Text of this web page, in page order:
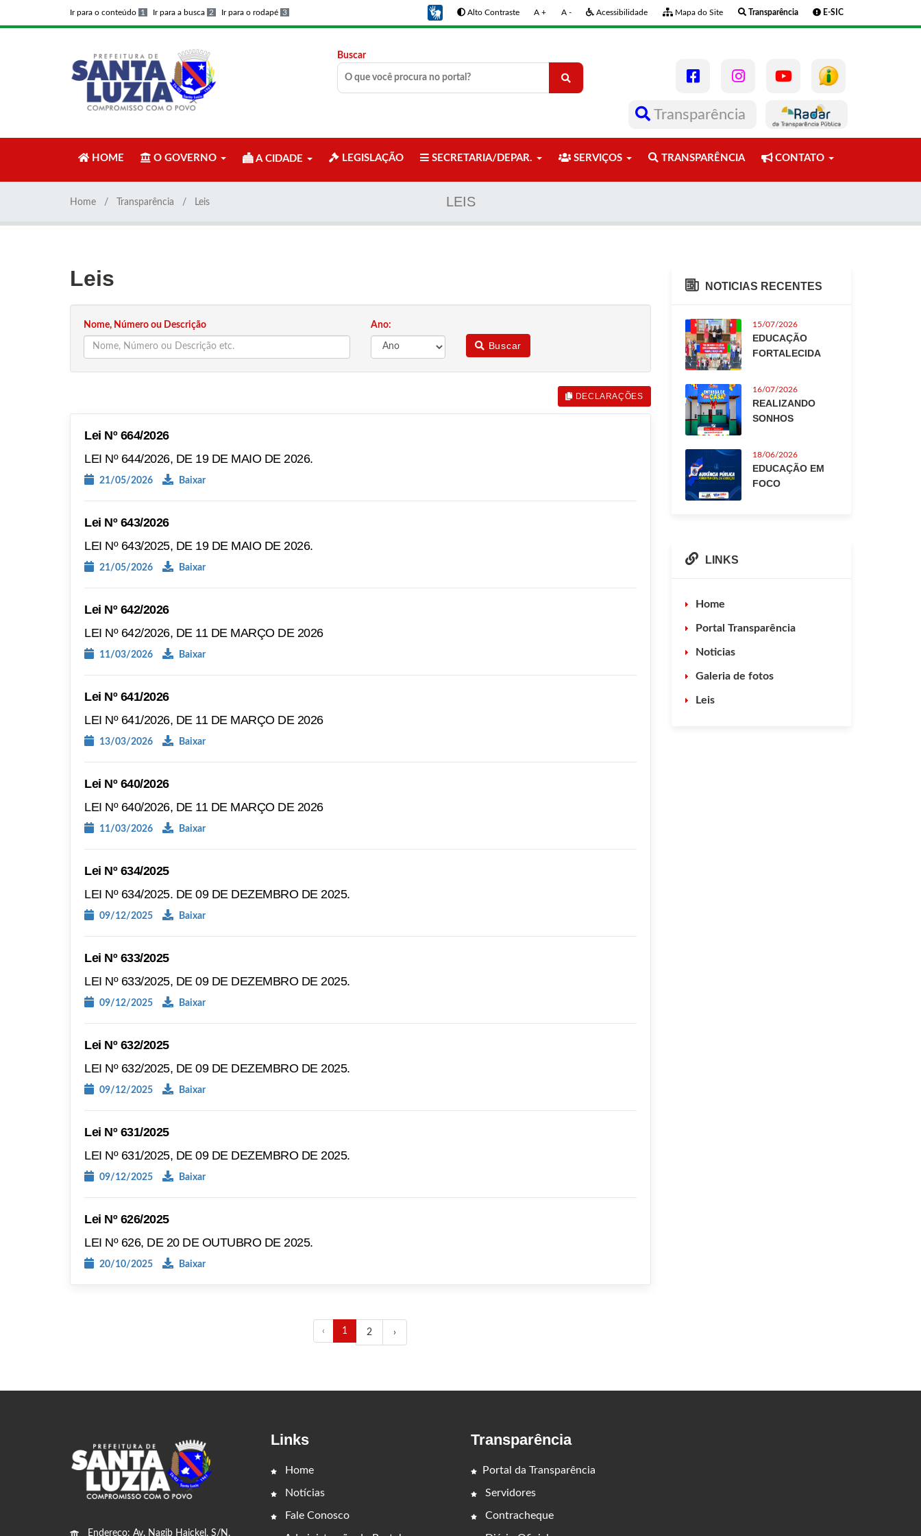
Ir para o conteúdo 1 Ir para a busca 2 Ir para o rodapé 3 Alto Contraste A + A - Acessibilidade Mapa do Site Transparência E-SIC
Buscar
Transparência
HOME O GOVERNO A CIDADE LEGISLAÇÃO SECRETARIA/DEPAR. SERVIÇOS TRANSPARÊNCIA CONTATO
LEIS
Home Transparência Leis
Leis
Nome, Número ou Descrição Ano:
Buscar
DECLARAÇÕES
Lei Nº 664/2026
LEI Nº 644/2026, DE 19 DE MAIO DE 2026.
21/05/2026 Baixar
Lei Nº 643/2026
LEI Nº 643/2025, DE 19 DE MAIO DE 2026.
21/05/2026 Baixar
Lei Nº 642/2026
LEI Nº 642/2026, DE 11 DE MARÇO DE 2026
11/03/2026 Baixar
Lei Nº 641/2026
LEI Nº 641/2026, DE 11 DE MARÇO DE 2026
13/03/2026 Baixar
Lei Nº 640/2026
LEI Nº 640/2026, DE 11 DE MARÇO DE 2026
11/03/2026 Baixar
Lei Nº 634/2025
LEI Nº 634/2025. DE 09 DE DEZEMBRO DE 2025.
09/12/2025 Baixar
Lei Nº 633/2025
LEI Nº 633/2025, DE 09 DE DEZEMBRO DE 2025.
09/12/2025 Baixar
Lei Nº 632/2025
LEI Nº 632/2025, DE 09 DE DEZEMBRO DE 2025.
09/12/2025 Baixar
Lei Nº 631/2025
LEI Nº 631/2025, DE 09 DE DEZEMBRO DE 2025.
09/12/2025 Baixar
Lei Nº 626/2025
LEI Nº 626, DE 20 DE OUTUBRO DE 2025.
20/10/2025 Baixar
‹ 1 2 ›
NOTICIAS RECENTES
15/07/2026
EDUCAÇÃO
FORTALECIDA
16/07/2026
REALIZANDO
SONHOS
18/06/2026
EDUCAÇÃO EM
FOCO
LINKS
Home
Portal Transparência
Noticias
Galeria de fotos
Leis
Endereço: Av. Nagib Haickel, S/N,
Links
Home
Notícias
Fale Conosco
Transparência
Portal da Transparência
Servidores
Contracheque